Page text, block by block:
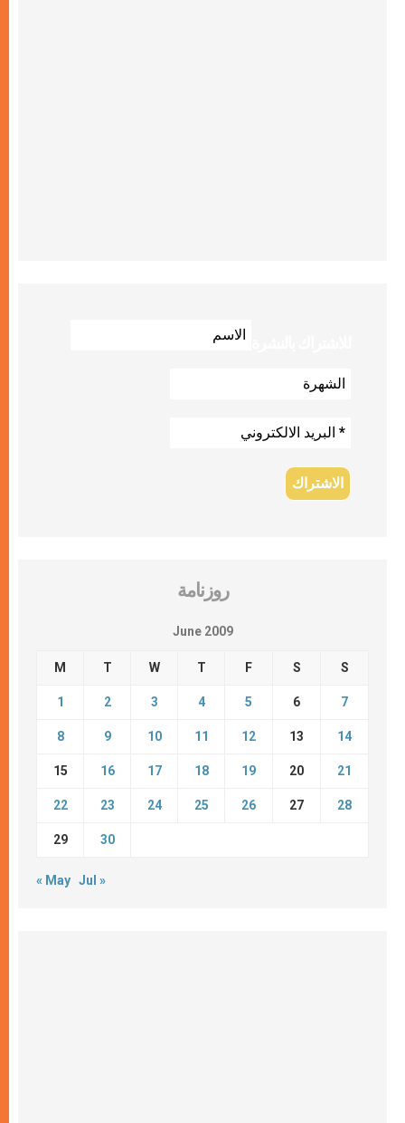
روزنامة
June 2009
M T W T F S S
1 2 3 4 5 6 7
8 9 10 11 12 13 14
15 16 17 18 19 20 21
22 23 24 25 26 27 28
29 30
« May Jul »